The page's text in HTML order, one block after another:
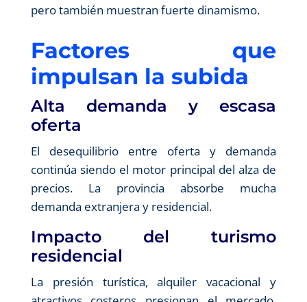
pero también muestran fuerte dinamismo.
Factores que
impulsan la subida
Alta demanda y escasa
oferta
El desequilibrio entre oferta y demanda
continúa siendo el motor principal del alza de
precios. La provincia absorbe mucha
demanda extranjera y residencial.
Impacto del turismo
residencial
La presión turística, alquiler vacacional y